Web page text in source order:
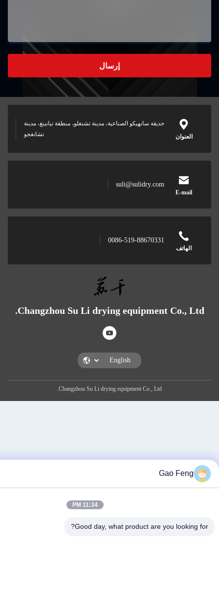
حديقة سانهيكو الصناعية، مدينة تشنغلو، منطقة تيانينغ، مدينة
suli@sulidry.com
0086-519-88670331
Changzhou Su Li drying equipment
Changzhou Su Li drying equipment Co., Ltd.
Good day, what product are